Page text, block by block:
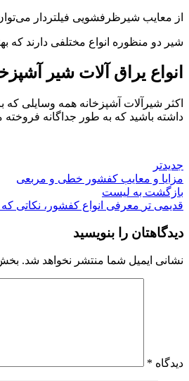
از معایب شیرظرفشویی فیلتردار
شیر دو‌ منظوره انواع مختلفی دارند که
انواع یراق آلات شیر
اکثر شیرآلات آشپزخانه همه وسایلی که
داشته باشید که به طور جداگانه
جدیدتر
مزایا و معایب کفشور خطی و مربعی
بازگشت به لیست
قدیمی تر معرفی انواع کفشور، نکاتی که
دیدگاهتان را بنویسید
نشانی ایمیل شما منتشر نخواهد شد.
دیدگاه *